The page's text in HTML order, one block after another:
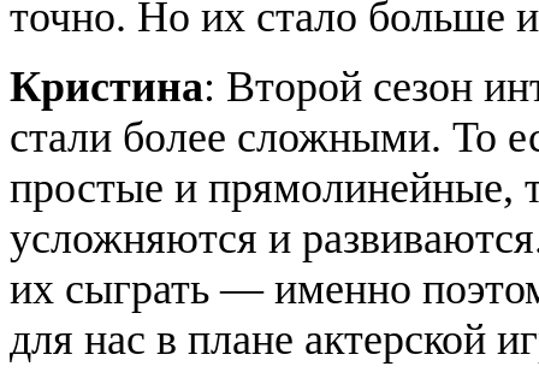
точно. Но их стало больше
Кристина: Второй сезон
стали более сложными. То
простые и прямолинейные,
усложняются и
их сыграть — именно
для нас в плане актерской